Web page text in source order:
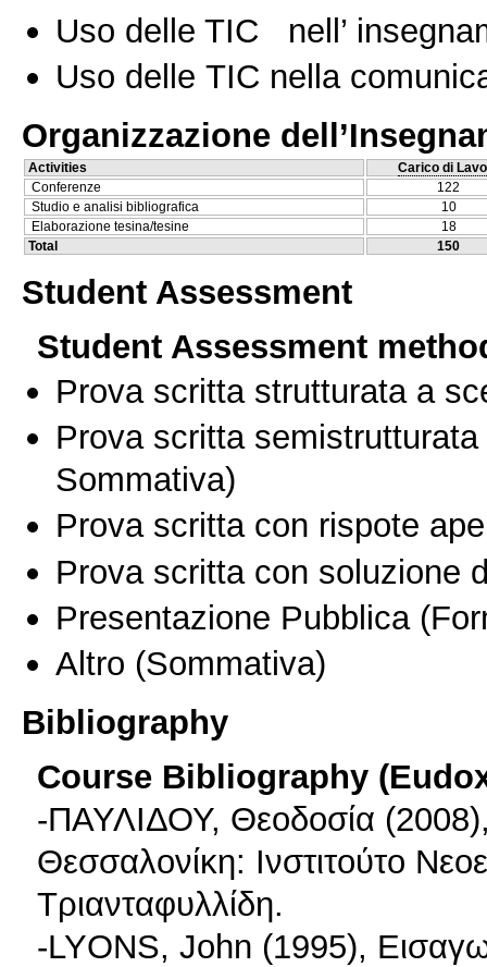
Uso delle TIC nell’
Uso delle TIC nella
Organizzazione
Activities
Carico di
Conferenze
122
Studio e analisi bibliografica
10
Elaborazione tesina/tesine
18
Total
150
Student Assessment
Student Assessment
Prova scritta strutturata a
Prova scritta
Sommativa)
Prova scritta con rispote
Prova scritta con soluzione
Presentazione Pubblica
Altro (Sommativa)
Bibliography
Course Bibliography
-ΠΑΥΛΙΔΟΥ, Θεοδοσία
Θεσσαλονίκη: Ινστιτούτο
Τριανταφυλλίδη.
-LYONS, John (1995),